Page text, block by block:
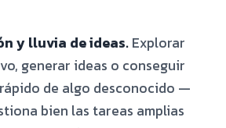
y lluvia de ideas.Explorar
generar ideas o conseguir
de algo desconocido —
bien las tareas amplias